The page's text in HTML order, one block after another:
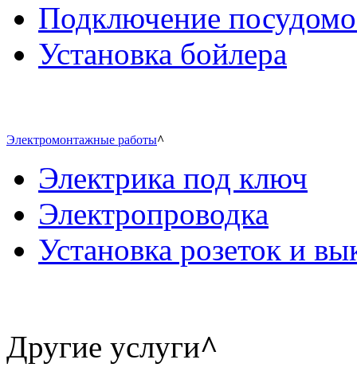
Подключение
Установка бойлера
Электромонтажные работы^
Электрика под ключ
Электропроводка
Установка розеток и
Другие услуги^